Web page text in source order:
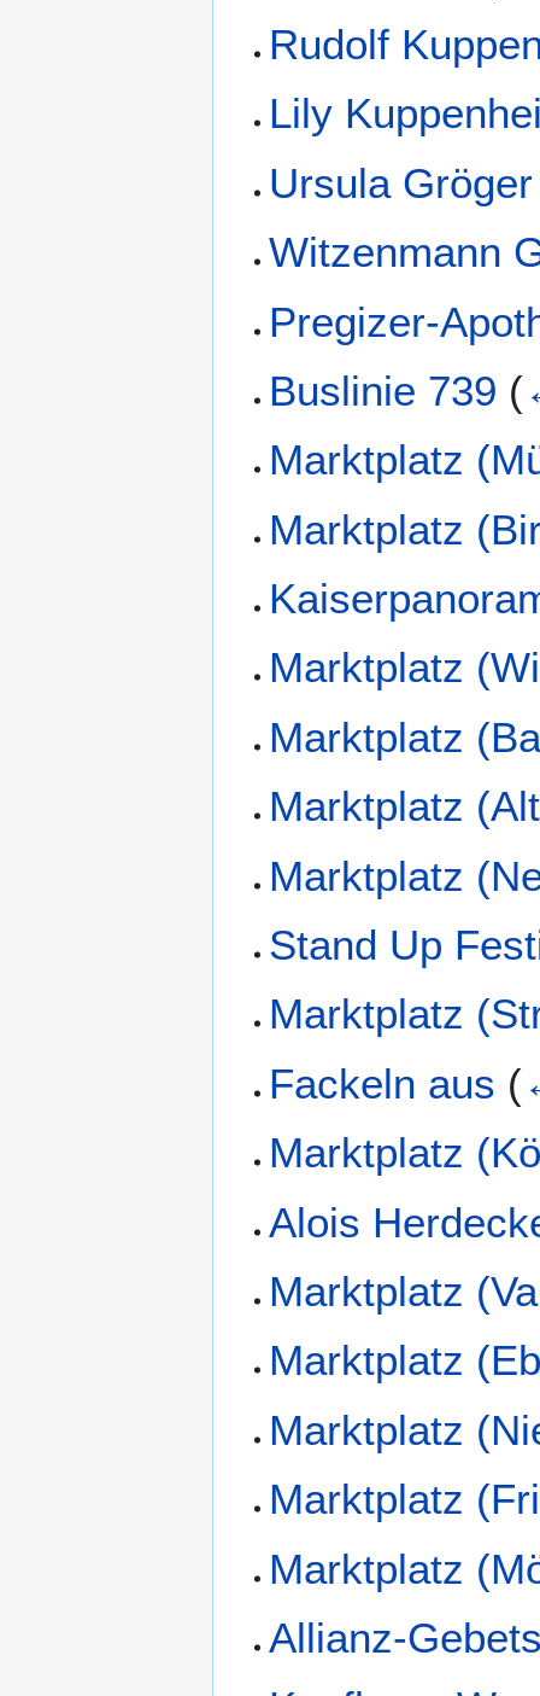
Rudolf
Lily
Ursula Gröger
Witzenmann
Pregizer-
Buslinie 739 (
Marktplatz
Marktplatz
Marktplatz
Marktplatz
Marktplatz
Marktplatz
Stand Up
Marktplatz
Fackeln aus (
Marktplatz
Alois
Marktplatz
Marktplatz
Marktplatz
Marktplatz
Marktplatz
Allianz-